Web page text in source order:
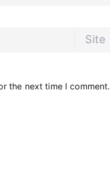
Site
the next time I comment.